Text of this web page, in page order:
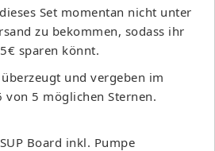
Set momentan nicht unter
zu bekommen, sodass ihr
sparen könnt.
und vergeben im
von 5 möglichen Sternen.
Board inkl. Pumpe